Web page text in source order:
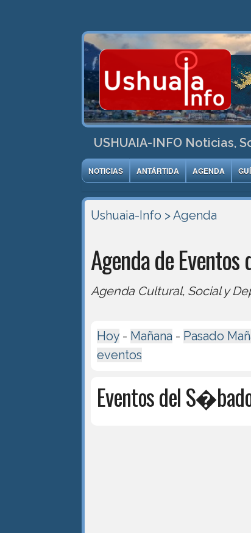
USHUAIA-INFO Noticias,
NOTICIAS ANTÁRTIDA AGENDA
Ushuaia-Info > Agenda
Agenda de Eventos
Agenda Cultural, Social y
Hoy - Mañana - Pasado
eventos
Eventos del